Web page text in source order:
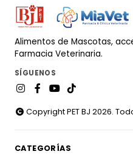
Alimentos de Mascotas,
Farmacia Veterinaria.
SÍGUENOS
Copyright PET BJ 2026.
CATEGORÍAS